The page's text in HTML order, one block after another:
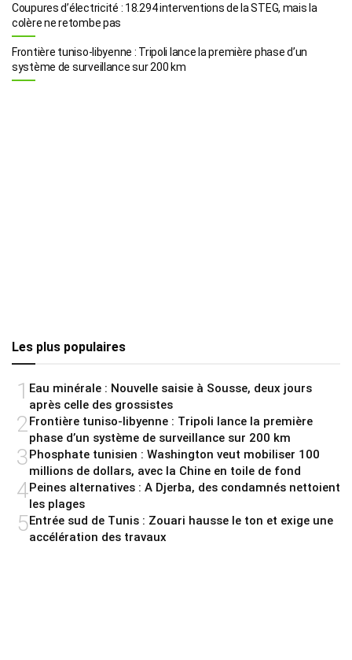
Coupures d’électricité : 18.294 interventions de la STEG, mais la
colère ne retombe pas
Frontière tuniso-libyenne : Tripoli lance la première phase d’un
système de surveillance sur 200 km
Les plus populaires
1 Eau minérale : Nouvelle saisie à Sousse, deux jours
après celle des grossistes
2Frontière tuniso-libyenne : Tripoli lance la première
phase d’un système de surveillance sur 200 km
3Phosphate tunisien : Washington veut mobiliser 100
millions de dollars, avec la Chine en toile de fond
4Peines alternatives : A Djerba, des condamnés nettoient
les plages
5Entrée sud de Tunis : Zouari hausse le ton et exige une
accélération des travaux